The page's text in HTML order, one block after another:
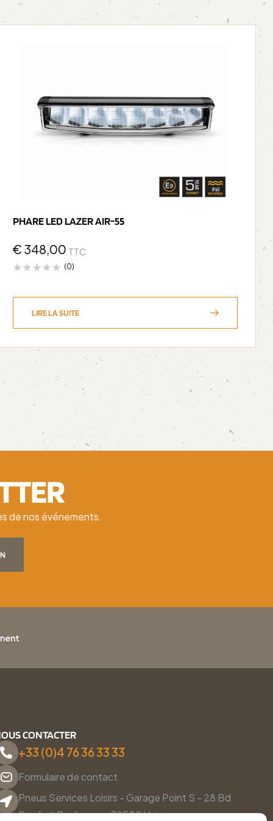
PHARE LED LAZER AIR-55
€ 348,00 TTC
(0)
LIRE LA SUITE
de nos événements.
CONTACTER
+33 (0)4 76 36 33 33
Formulaire de contact
Pneus Services Loisirs - Garage Point S - 28 Bd
Denfert Rochereau, 38500 Voiron